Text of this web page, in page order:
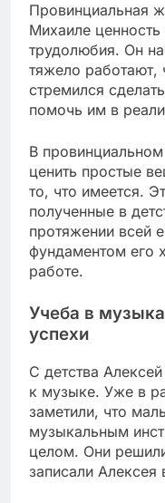
Провинциальная
Михаиле
трудолюбия. Он
тяжело работают,
стремился
помочь им в
В
ценить простые
то, что имеется.
полученные в
протяжении всей
фундаментом его
работе.
Учеба в
успехи
С детства
к музыке. Уже в
заметили, что
музыкальным
целом. Они
записали